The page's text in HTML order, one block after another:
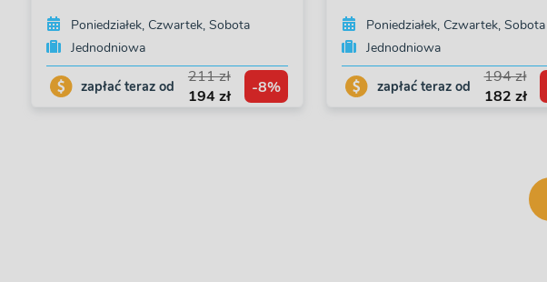
Poniedziałek, Czwartek, Sobota
Jednodniowa
zapłać teraz od
211 zł
194 zł
-8%
Poniedziałek, Czwartek, Sobota
Jednodniowa
zapłać teraz od
194 zł
182 zł